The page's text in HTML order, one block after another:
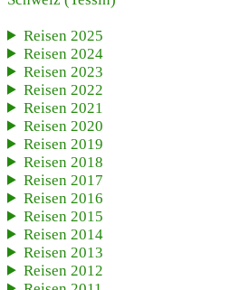
Reisen 2025
Reisen 2024
Reisen 2023
Reisen 2022
Reisen 2021
Reisen 2020
Reisen 2019
Reisen 2018
Reisen 2017
Reisen 2016
Reisen 2015
Reisen 2014
Reisen 2013
Reisen 2012